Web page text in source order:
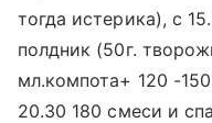
тогда истерика), с
полдник (50г.
мл.компота+ 120 -
20.30 180 смеси и